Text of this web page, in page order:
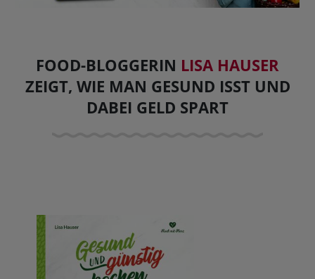
FOOD-BLOGGERIN LISA HAUSER
ZEIGT, WIE MAN GESUND ISST UND
DABEI GELD SPART